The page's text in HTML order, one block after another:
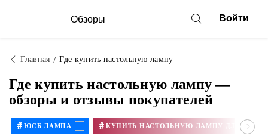
Обзоры Войти
Главная Где купить настольную лампу
Где купить настольную лампу —
обзоры и отзывы покупателей
# ЮСБ ЛАМПА #